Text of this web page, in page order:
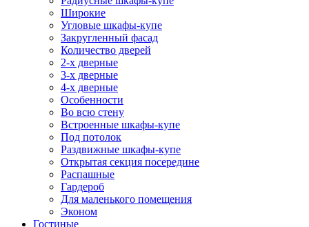
Широкие
Угловые шкафы-купе
Закругленный фасад
Количество дверей
2-х дверные
3-х дверные
4-х дверные
Особенности
Во всю стену
Встроенные шкафы-купе
Под потолок
Раздвижные шкафы-купе
Открытая секция посередине
Распашные
Гардероб
Для маленького помещения
Эконом
Гостиные